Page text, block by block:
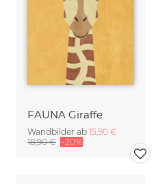
FAUNA Giraffe
Wandbilder ab 15,90 €
18,90 € -20%